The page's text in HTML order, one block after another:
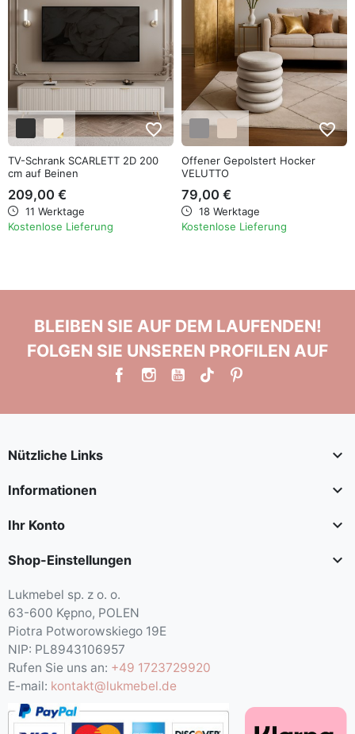
favorite_border
TV-Schrank SCARLETT 2D 200
cm auf Beinen
209,00 €
11 Werktage
Kostenlose Lieferung
favorite_border
Offener Gepolstert Hocker
VELUTTO
79,00 €
18 Werktage
Kostenlose Lieferung
BLEIBEN SIE AUF DEM LAUFENDEN!
FOLGEN SIE UNSEREN PROFILEN AUF
Nützliche Links 
Informationen 
Ihr Konto 
Shop-Einstellungen 
Lukmebel sp. z o. o.
63-600 Kępno, POLEN
Piotra Potworowskiego 19E
NIP: PL8943106957
Rufen Sie uns an: +49 1723729920
E-mail: kontakt@lukmebel.de